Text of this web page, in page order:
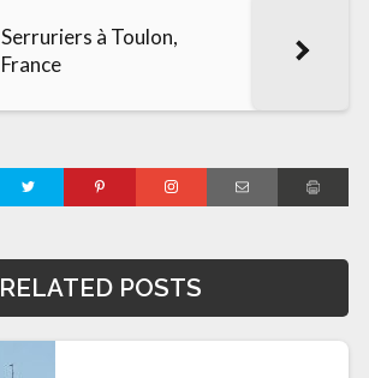
Serruriers à Toulon,
France
RELATED POSTS